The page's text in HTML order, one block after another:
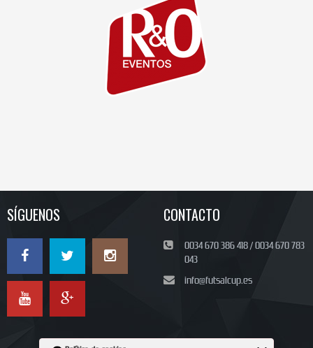
SÍGUENOS CONTACTO
0034 670 386 418 / 0034 670 783
043
info@futsalcup.es